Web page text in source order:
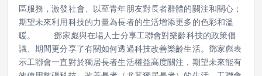
區服務，激發社會、以至青年朋友對長者群體的關注和關心；
期望未來利用科技的力量為長者的生活增添更多的色彩和溫
暖。 鄧家彪與在場人士分享工聯會對樂齡科技的政策倡
議、期間更分享了有關如何透過科技改善樂齡生活。鄧家彪表
示工聯會一直對於獨居長者生活權益高度關注，期望未來能有